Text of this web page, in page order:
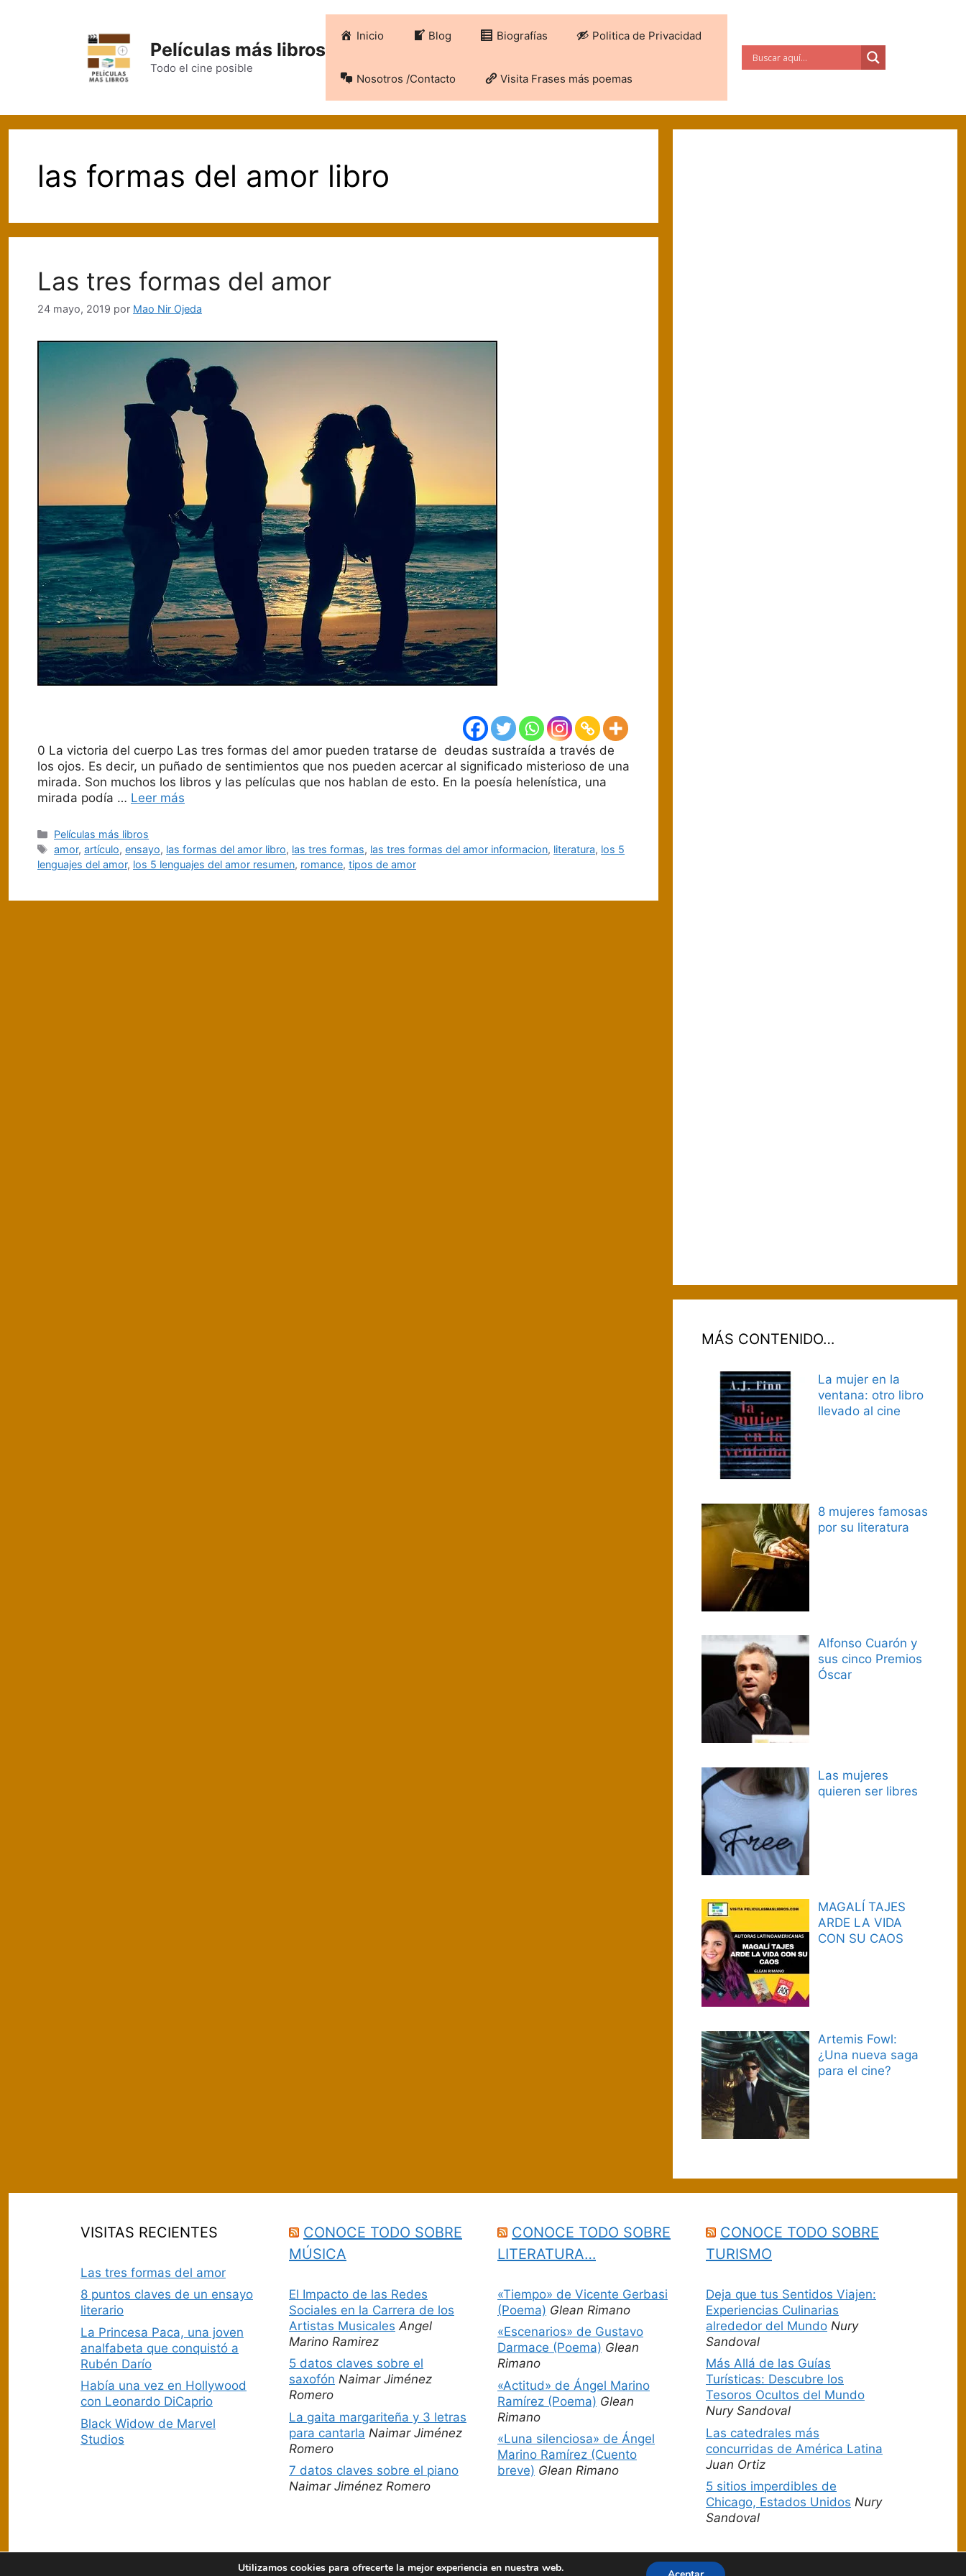
Películas más libros
Todo el cine posible
Inicio Blog Biografías Politica de Privacidad
Nosotros /Contacto Visita Frases más poemas
las formas del amor libro
Las tres formas del amor
24 mayo, 2019 por Mao Nir Ojeda
0 La victoria del cuerpo Las tres formas del amor pueden tratarse de deudas sustraída a través de
los ojos. Es decir, un puñado de sentimientos que nos pueden acercar al significado misterioso de una
mirada. Son muchos los libros y las películas que nos hablan de esto. En la poesía helenística, una
mirada podía … Leer más
Categorías
Películas más libros
Etiquetas
amor,artículo,ensayo, las formas del amor libro, las tres formas, las tres formas del amor informacion, literatura, los 5
lenguajes del amor, los 5 lenguajes del amor resumen, romance, tipos de amor
MÁS CONTENIDO…
La mujer en la
ventana: otro libro
llevado al cine
8 mujeres famosas
por su literatura
Alfonso Cuarón y
sus cinco Premios
Óscar
Las mujeres
quieren ser libres
MAGALÍ TAJES
ARDE LA VIDA
CON SU CAOS
Artemis Fowl:
¿Una nueva saga
para el cine?
VISITAS RECIENTES
Las tres formas del amor
8 puntos claves de un ensayo
literario
La Princesa Paca, una joven
analfabeta que conquistó a
Rubén Darío
Había una vez en Hollywood
con Leonardo DiCaprio
Black Widow de Marvel
Studios
CONOCE TODO SOBRE
MÚSICA
El Impacto de las Redes
Sociales en la Carrera de los
Artistas Musicales Angel
Marino Ramirez
5 datos claves sobre el
saxofón Naimar Jiménez
Romero
La gaita margariteña y 3 letras
para cantarla Naimar Jiménez
Romero
7 datos claves sobre el piano
Naimar Jiménez Romero
CONOCE TODO SOBRE
LITERATURA…
«Tiempo» de Vicente Gerbasi
(Poema) Glean Rimano
«Escenarios» de Gustavo
Darmace (Poema) Glean
Rimano
«Actitud» de Ángel Marino
Ramírez (Poema) Glean
Rimano
«Luna silenciosa» de Ángel
Marino Ramírez (Cuento
breve) Glean Rimano
CONOCE TODO SOBRE
TURISMO
Deja que tus Sentidos Viajen:
Experiencias Culinarias
alrededor del Mundo Nury
Sandoval
Más Allá de las Guías
Turísticas: Descubre los
Tesoros Ocultos del Mundo
Nury Sandoval
Las catedrales más
concurridas de América Latina
Juan Ortiz
5 sitios imperdibles de
Chicago, Estados Unidos Nury
Sandoval
Utilizamos cookies para ofrecerte la mejor experiencia en nuestra web.